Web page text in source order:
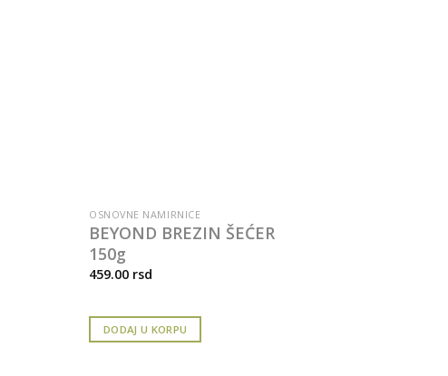
OSNOVNE NAMIRNICE
BEYOND BREZIN ŠEĆER
150g
459.00 rsd
DODAJ U KORPU